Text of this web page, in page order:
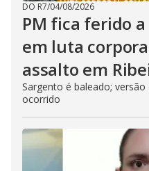
DO R7/04/08/2026
PM fica ferido
em luta
assalto em
Sargento é baleado;
ocorrido